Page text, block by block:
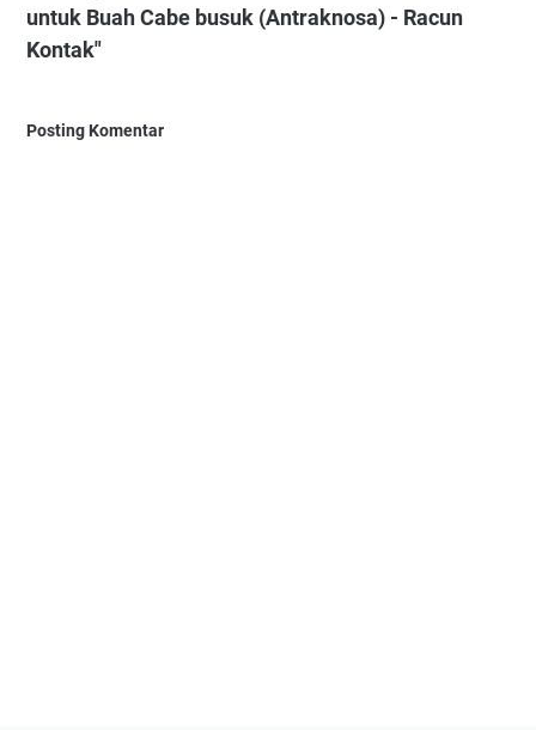
untuk Buah Cabe busuk (Antraknosa) - Racun
Kontak"
Posting Komentar